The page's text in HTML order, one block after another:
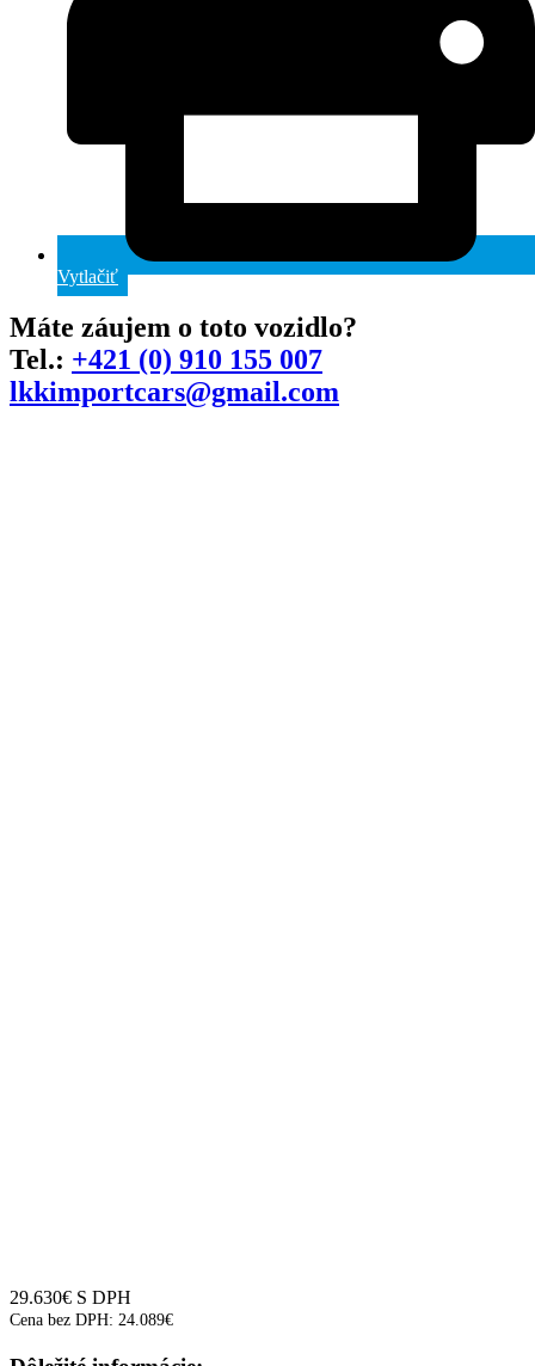
Vytlačiť
Máte záujem o toto vozidlo?
Tel.: +421 (0) 910 155 007
lkkimportcars@gmail.com
29.630€ S DPH
Cena bez DPH: 24.089€